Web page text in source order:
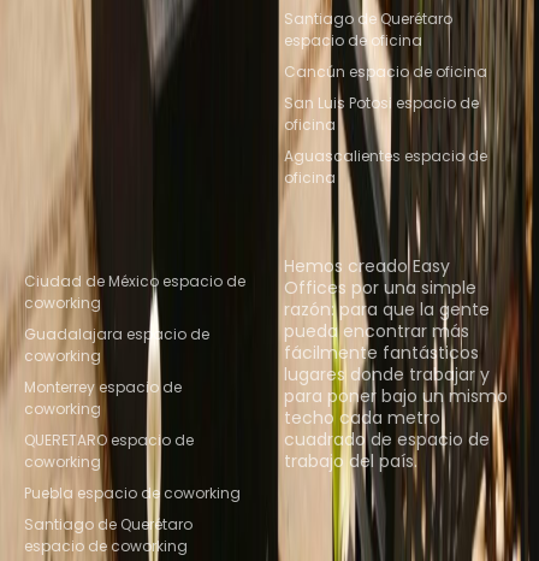
Santiago de Querétaro
espacio de oficina
Cancún espacio de oficina
San Luis Potosi espacio de
oficina
Aguascalientes espacio de
oficina
Ubicaciones de espacio
de coworking populares
Ciudad de México espacio de
coworking
Guadalajara espacio de
coworking
Monterrey espacio de
coworking
QUERETARO espacio de
coworking
Puebla espacio de coworking
Santiago de Querétaro
espacio de coworking
Quiénes somos
Hemos creado Easy
Offices por una simple
razón: para que la gente
pueda encontrar más
fácilmente fantásticos
lugares donde trabajar y
para poner bajo un mismo
techo cada metro
cuadrado de espacio de
trabajo del país.
Descubrir espacios